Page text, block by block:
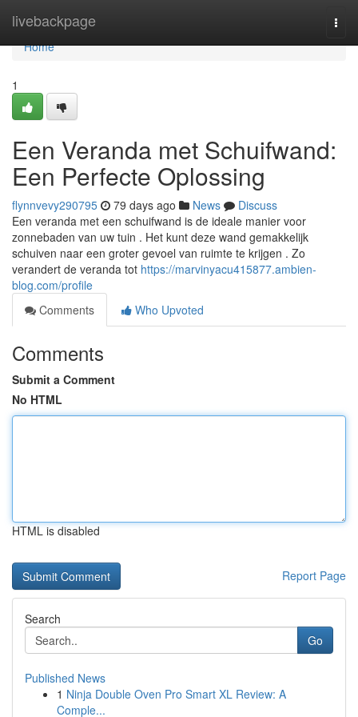
livebackpage
Home
Home
1
Een Veranda met Schuifwand:
Een Perfecte Oplossing
flynnvevy290795 79 days ago News
Discuss
Een veranda met een schuifwand is de ideale manier voor
zonnebaden van uw tuin . Het kunt deze wand gemakkelijk
schuiven naar een groter gevoel van ruimte te krijgen . Zo
verandert de veranda tot https://marvinyacu415877.ambien-
blog.com/profile
Comments
Who Upvoted
Comments
Submit a Comment
No HTML
HTML is disabled
Report Page
Search
Go
Published News
1 Ninja Double Oven Pro Smart XL Review: A
Comple...